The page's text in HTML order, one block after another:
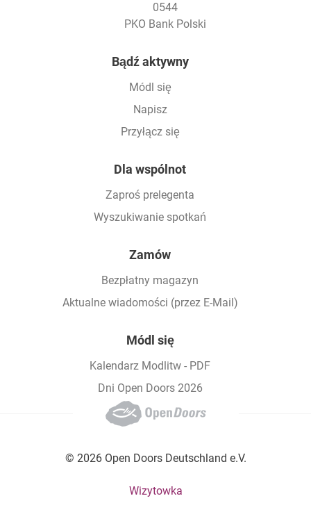
0544
PKO Bank Polski
Bądź aktywny
Módl się
Napisz
Przyłącz się
Dla wspólnot
Zaproś prelegenta
Wyszukiwanie spotkań
Zamów
Bezpłatny magazyn
Aktualne wiadomości (przez E-Mail)
Módl się
Kalendarz Modlitw - PDF
Dni Open Doors 2026
© 2026 Open Doors Deutschland e.V.
Footer bottom menuWizytowka